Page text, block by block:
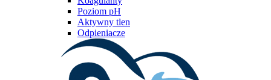
Poziom pH
Aktywny tlen
Odpieniacze